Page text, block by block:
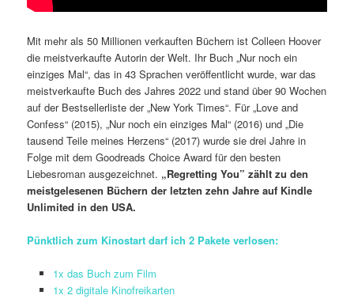
Mit mehr als 50 Millionen verkauften Büchern ist Colleen Hoover
die meistverkaufte Autorin der Welt. Ihr Buch „Nur noch ein
einziges Mal“, das in 43 Sprachen veröffentlicht wurde, war das
meistverkaufte Buch des Jahres 2022 und stand über 90 Wochen
auf der Bestsellerliste der „New York Times“. Für „Love and
Confess“ (2015), „Nur noch ein einziges Mal“ (2016) und „Die
tausend Teile meines Herzens“ (2017) wurde sie drei Jahre in
Folge mit dem Goodreads Choice Award für den besten
Liebesroman ausgezeichnet. „Regretting You” zählt zu den
meistgelesenen Büchern der letzten zehn Jahre auf Kindle
Unlimited in den USA.
Pünktlich zum Kinostart darf ich 2 Pakete verlosen:
1x das Buch zum Film
1x 2 digitale Kinofreikarten